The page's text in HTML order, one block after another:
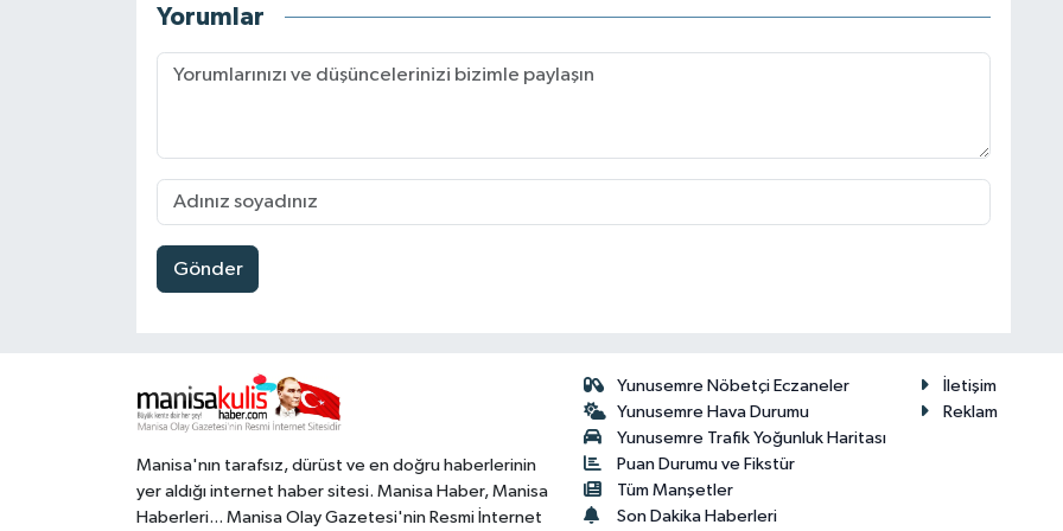
Yorumlar
Gönder
Manisa'nın tarafsız, dürüst ve en doğru haberlerinin
yer aldığı internet haber sitesi. Manisa Haber, Manisa
Haberleri... Manisa Olay Gazetesi'nin Resmi İnternet
Yunusemre Nöbetçi Eczaneler
Yunusemre Hava Durumu
Yunusemre Trafik Yoğunluk Haritası
Puan Durumu ve Fikstür
Tüm Manşetler
Son Dakika Haberleri
İletişim
Reklam